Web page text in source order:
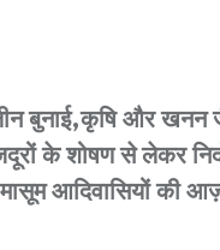
बुनाई,कृषि और खनन
के शोषण से लेकर
आदिवासियों की